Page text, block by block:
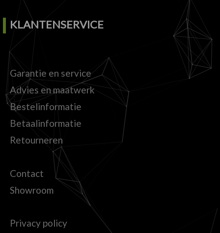
KLANTENSERVICE
Garantie en service
Advies en maatwerk
Bestelinformatie
Betaalinformatie
Retourneren
Contact
Showroom
Privacy policy